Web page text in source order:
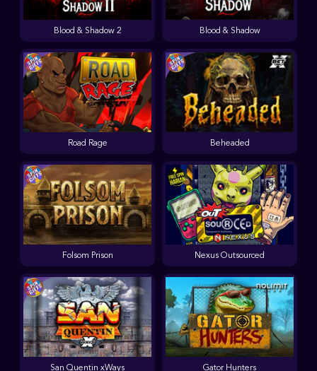
Blood & Shadow
Blood & Shadow 2
Beheaded
Nexus Outsourced
Gator Hunters
Folsom Prison
Road Rage
San Quentin xWays